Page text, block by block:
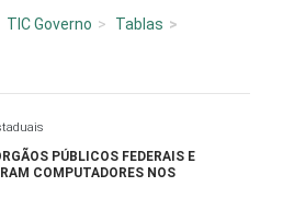
TIC Governo Tablas
PÚBLICOS FEDERAIS E
COMPUTADORES NOS